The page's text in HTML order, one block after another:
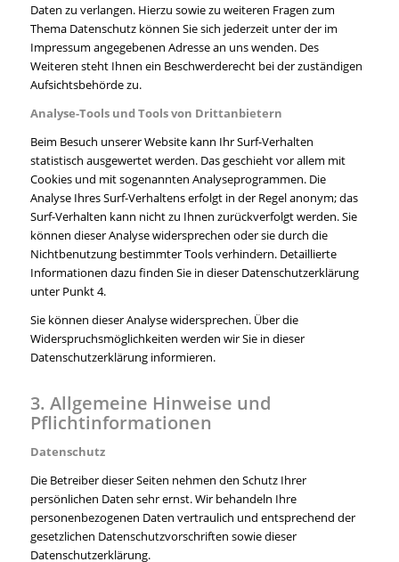
Daten zu verlangen. Hierzu sowie zu weiteren Fragen zum
Thema Datenschutz können Sie sich jederzeit unter der im
Impressum angegebenen Adresse an uns wenden. Des
Weiteren steht Ihnen ein Beschwerderecht bei der zuständigen
Aufsichtsbehörde zu.
Analyse-Tools und Tools von Drittanbietern
Beim Besuch unserer Website kann Ihr Surf-Verhalten
statistisch ausgewertet werden. Das geschieht vor allem mit
Cookies und mit sogenannten Analyseprogrammen. Die
Analyse Ihres Surf-Verhaltens erfolgt in der Regel anonym; das
Surf-Verhalten kann nicht zu Ihnen zurückverfolgt werden. Sie
können dieser Analyse widersprechen oder sie durch die
Nichtbenutzung bestimmter Tools verhindern. Detaillierte
Informationen dazu finden Sie in dieser Datenschutzerklärung
unter Punkt 4.
Sie können dieser Analyse widersprechen. Über die
Widerspruchsmöglichkeiten werden wir Sie in dieser
Datenschutzerklärung informieren.
3. Allgemeine Hinweise und
Pflichtinformationen
Datenschutz
Die Betreiber dieser Seiten nehmen den Schutz Ihrer
persönlichen Daten sehr ernst. Wir behandeln Ihre
personenbezogenen Daten vertraulich und entsprechend der
gesetzlichen Datenschutzvorschriften sowie dieser
Datenschutzerklärung.